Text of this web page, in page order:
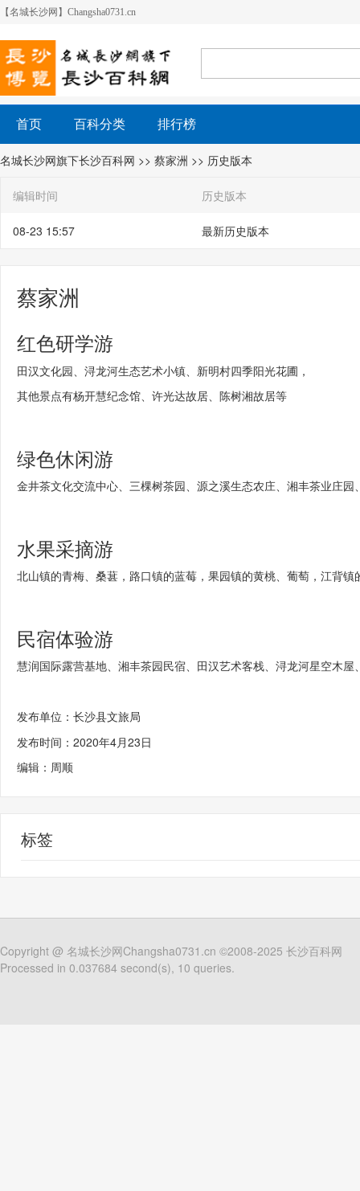
【名城长沙网】Changsha0731.cn
首页 百科分类 排行榜
名城长沙网旗下长沙百科网 >> 蔡家洲 >> 历史版本
编辑时间 历史版本
08-23 15:57 最新历史版本
蔡家洲
红色研学游
田汉文化园、浔龙河生态艺术小镇、新明村四季阳光花圃，
其他景点有杨开慧纪念馆、许光达故居、陈树湘故居等
绿色休闲游
金井茶文化交流中心、三棵树茶园、源之溪生态农庄、湘丰茶业庄园
水果采摘游
北山镇的青梅、桑葚，路口镇的蓝莓，果园镇的黄桃、葡萄，江背
民宿体验游
慧润国际露营基地、湘丰茶园民宿、田汉艺术客栈、浔龙河星空木屋
发布单位：长沙县文旅局
发布时间：2020年4月23日
编辑：周顺
标签
Copyright @ 名城长沙网Changsha0731.cn ©2008-2025 长沙百科网
Processed in 0.037684 second(s), 10 queries.